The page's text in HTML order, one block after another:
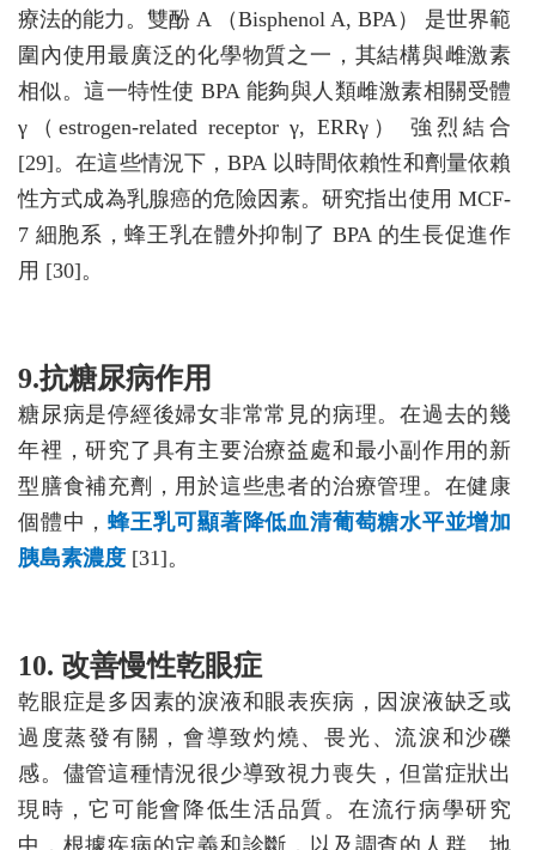
療法的能力。雙酚 A （Bisphenol A, BPA） 是世界範
圍內使用最廣泛的化學物質之一，其結構與雌激素
相似。這一特性使 BPA 能夠與人類雌激素相關受體
γ（estrogen-related receptor γ, ERRγ） 強烈結合
[29]。在這些情況下，BPA 以時間依賴性和劑量依賴
性方式成為乳腺癌的危險因素。研究指出使用 MCF-
7 細胞系，蜂王乳在體外抑制了 BPA 的生長促進作
用 [30]。
9.抗糖尿病作用
糖尿病是停經後婦女非常常見的病理。在過去的幾
年裡，研究了具有主要治療益處和最小副作用的新
型膳食補充劑，用於這些患者的治療管理。在健康
個體中，蜂王乳可顯著降低血清葡萄糖水平並增加
胰島素濃度 [31]。
10. 改善慢性乾眼症
乾眼症是多因素的淚液和眼表疾病，因淚液缺乏或
過度蒸發有關，會導致灼燒、畏光、流淚和沙礫
感。儘管這種情況很少導致視力喪失，但當症狀出
現時，它可能會降低生活品質。在流行病學研究
中，根據疾病的定義和診斷，以及調查的人群、地